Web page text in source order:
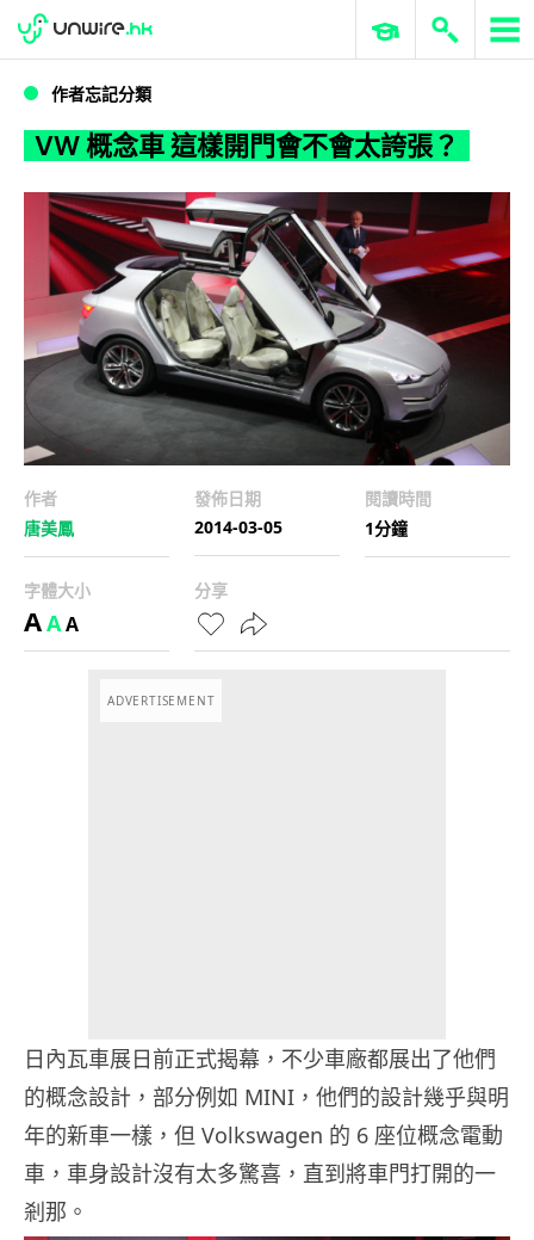
VW 概念車 這樣開門會不會太誇張？
WWDC 2026 ERP 與商業 AI
作者忘記分類
VW 概念車 這樣開門會不會太誇張？
作者
唐美鳳
發佈日期
2014-03-05
閱讀時間
1分鐘
字體大小
AAA
分享
ADVERTISEMENT
日內瓦車展日前正式揭幕，不少車廠都展出了他們
的概念設計，部分例如 MINI，他們的設計幾乎與明
年的新車一樣，但 Volkswagen 的 6 座位概念電動
車，車身設計沒有太多驚喜，直到將車門打開的一
剎那。